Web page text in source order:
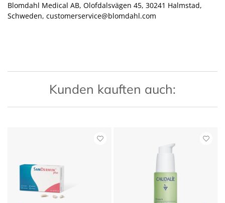
Blomdahl Medical AB, Olofdalsvägen 45, 30241 Halmstad,
Schweden, customerservice@blomdahl.com
Kunden kauften auch: